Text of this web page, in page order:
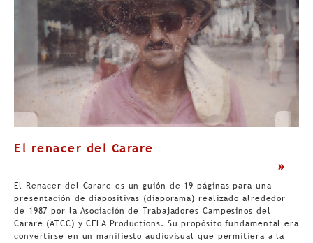
El renacer del Carare
El Renacer del Carare es un guión de 19 páginas para una
presentación de diapositivas (diaporama) realizado alrededor
de 1987 por la Asociación de Trabajadores Campesinos del
Carare (ATCC) y CELA Productions. Su propósito fundamental era
convertirse en un manifiesto audiovisual que permitiera a la
>